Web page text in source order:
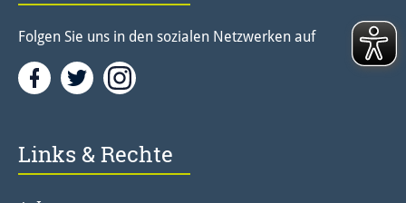
Folgen Sie uns in den sozialen Netzwerken auf
FacebookTwitter<
Links & Rechte